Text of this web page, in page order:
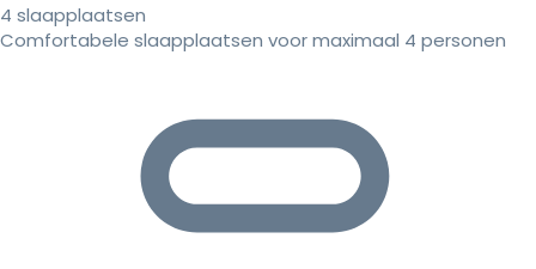
4 slaapplaatsen
Comfortabele slaapplaatsen voor maximaal 4 personen